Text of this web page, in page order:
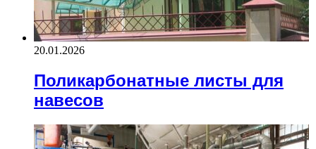
20.01.2026
Поликарбонатные листы для
навесов